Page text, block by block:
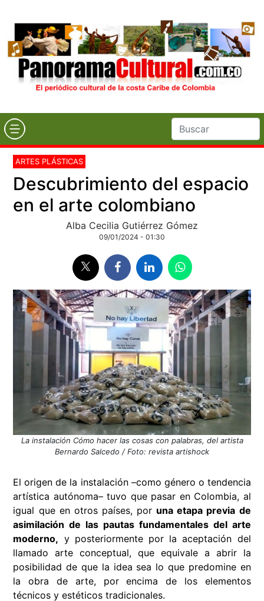
ARTES PLÁSTICAS
Descubrimiento del espacio
en el arte colombiano
Alba Cecilia Gutiérrez Gómez
09/01/2024 - 01:30
La instalación Cómo hacer las cosas con palabras, del artista
Bernardo Salcedo / Foto: revista artishock
El origen de la instalación –como género o tendencia
artística autónoma– tuvo que pasar en Colombia, al
igual que en otros países, por una etapa previa de
asimilación de las pautas fundamentales del arte
moderno, y posteriormente por la aceptación del
llamado arte conceptual, que equivale a abrir la
posibilidad de que la idea sea lo que predomine en
la obra de arte, por encima de los elementos
técnicos y estéticos tradicionales.